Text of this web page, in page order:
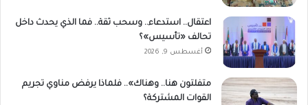
اعتقال.. استدعاء.. وسحب ثقة.. فما الذي يحدث داخل
تحالف «تأسيس»؟
أغسطس 9, 2026
متفلتون هنا.. وهناك».. فلماذا يرفض مناوي تجريم
القوات المشتركة؟